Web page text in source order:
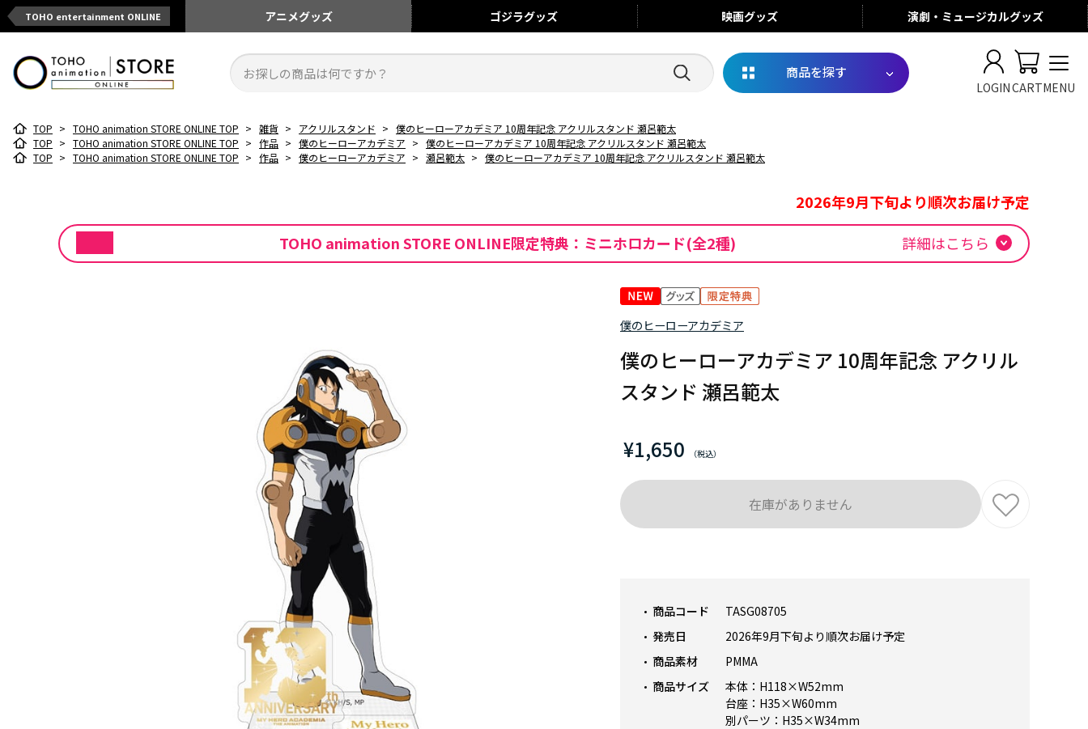
TOHO entertainment ONLINE アニメグッズ ゴジラグッズ 映画グッズ 演劇・ミュージカルグッズ
商品を探す
LOGINCARTMENU
TOP > TOHO animation STORE ONLINE TOP > 雑貨 > アクリルスタンド > 僕のヒーローアカデミア 10周年記念 アクリルスタンド 瀬呂範太
TOP > TOHO animation STORE ONLINE TOP > 作品 > 僕のヒーローアカデミア > 僕のヒーローアカデミア 10周年記念 アクリルスタンド 瀬呂範太
TOP > TOHO animation STORE ONLINE TOP > 作品 > 僕のヒーローアカデミア > 瀬呂範太 > 僕のヒーローアカデミア 10周年記念 アクリルスタンド 瀬呂範太
2026年9月下旬より順次お届け予定
TOHO animation STORE ONLINE限定特典：ミニホロカード(全2種)
詳細はこちら
僕のヒーローアカデミア
僕のヒーローアカデミア 10周年記念 アクリル
スタンド 瀬呂範太
¥1,650
商品コード
TASG08705
発売日
2026年9月下旬より順次お届け予定
商品素材
PMMA
商品サイズ
本体：H118×W52mm
台座：H35×W60mm
別パーツ：H35×W34mm
在庫がありません